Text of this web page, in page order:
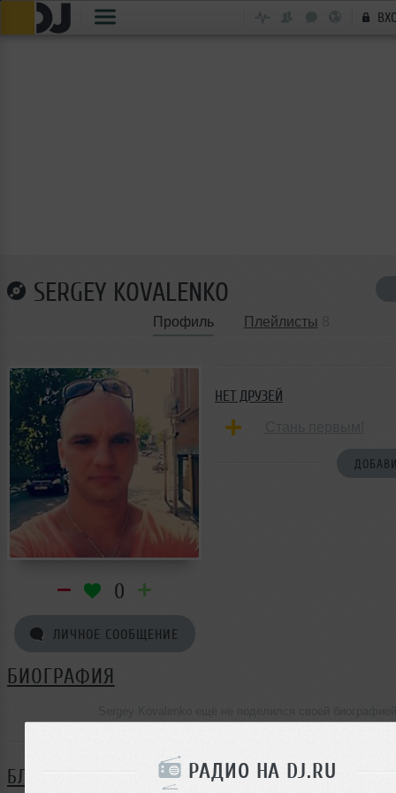
РАДИО НА DJ.RU
SERGEY KOVALENKO
Профиль Плейлисты
0
ЛИЧНОЕ СООБЩЕНИЕ
НЕТ ДРУЗЕЙ
БИОГРАФИЯ
БЛОГ